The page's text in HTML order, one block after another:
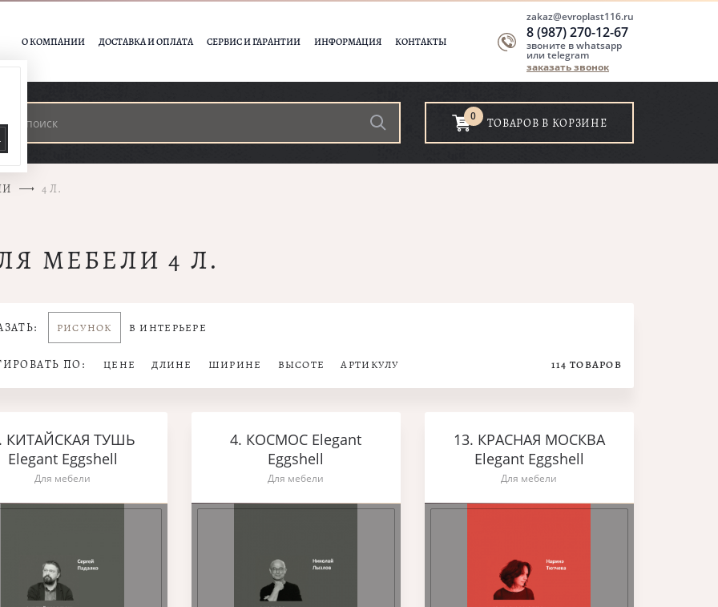
О КОМПАНИИ ДОСТАВКА И ОПЛАТА СЕРВИС И ГАРАНТИИ ИНФОРМАЦИЯ КОНТАКТЫ
zakaz@evroplast116.ru
8 (987) 270-12-67
звоните в whatsapp
или telegram
заказать звонок
0 ТОВАРОВ В КОРЗИНЕ
4 Л.
МЕБЕЛИ 4 Л.
РИСУНОК В ИНТЕРЬЕРЕ
ПО: ЦЕНЕ ДЛИНЕ ШИРИНЕ ВЫСОТЕ АРТИКУЛУ 114 ТОВАРОВ
КИТАЙСКАЯ ТУШЬ
Elegant Eggshell
Для мебели
4. КОСМОС Elegant
Eggshell
Для мебели
13. КРАСНАЯ МОСКВА
Elegant Eggshell
Для мебели